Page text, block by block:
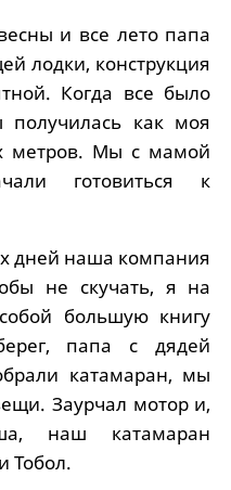
и все лето папа
лодки, конструкция
Когда все было
получилась как моя
метров. Мы с мамой
готовиться к
дней наша компания
не скучать, я на
большую книгу
папа с дядей
катамаран, мы
Заурчал мотор и,
наш катамаран
Тобол.